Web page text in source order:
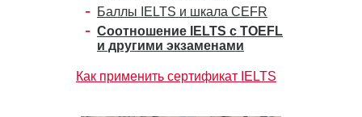
Баллы IELTS и шкала CEFR
Соотношение IELTS с TOEFL
и другими экзаменами
Как применить сертификат IELTS